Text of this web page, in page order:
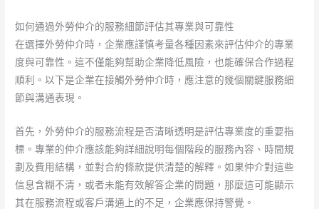
如何通過外勞仲介的服務細節評估其專業與可靠性
在選擇外勞仲介時，企業應謹慎考量各種因素來評估仲介的專業
度與可靠性。這不僅能夠幫助企業降低風險，也能確保合作過程
順利。以下是企業在接觸外勞仲介時，應注意的幾個關鍵服務細
節與溝通表現。
首先，外勞仲介的服務流程是否清晰透明是評估專業度的重要指
標。專業的仲介應該能夠詳細說明每個階段的服務內容、時間規
劃及費用結構，並對合約條款提供清楚的解釋。如果仲介對這些
信息含糊不清，或者未能有效解答企業的問題，那麼這可能顯示
其在服務流程或客戶溝通上的不足，企業應保持警覺。